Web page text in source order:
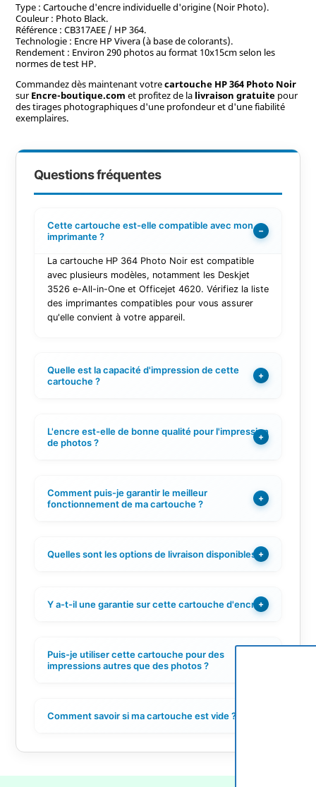
Type : Cartouche d'encre individuelle d'origine (Noir Photo).
Couleur : Photo Black.
Référence : CB317AEE / HP 364.
Technologie : Encre HP Vivera (à base de colorants).
Rendement : Environ 290 photos au format 10x15cm selon les
normes de test HP.
Commandez dès maintenant votrecartouche HP 364 Photo Noir
surEncre-boutique.com et profitez de la livraison gratuitepour
des tirages photographiques d'une profondeur et d'une fiabilité
exemplaires.
Questions fréquentes
Cette cartouche est-elle compatible avec mon
imprimante ?
−
La cartouche HP 364 Photo Noir est compatible
avec plusieurs modèles, notamment les Deskjet
3526 e-All-in-One et Officejet 4620. Vérifiez la liste
des imprimantes compatibles pour vous assurer
qu'elle convient à votre appareil.
Quelle est la capacité d'impression de cette
cartouche ?
+
L'encre est-elle de bonne qualité pour l'impression
de photos ?
+
Comment puis-je garantir le meilleur
fonctionnement de ma cartouche ?
+
Quelles sont les options de livraison disponibles ?
+
Y a-t-il une garantie sur cette cartouche d'encre ?
+
Puis-je utiliser cette cartouche pour des
impressions autres que des photos ?
Comment savoir si ma cartouche est vide ?